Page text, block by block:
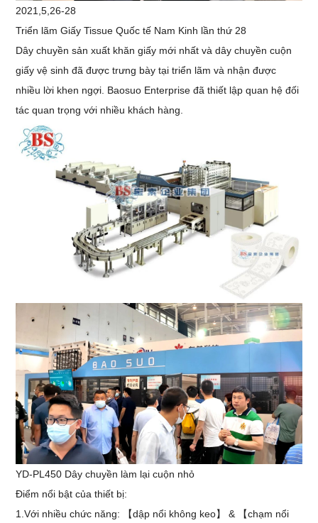
2021,5,26-28
Triển lãm Giấy Tissue Quốc tế Nam Kinh lần thứ 28
Dây chuyền sản xuất khăn giấy mới nhất và dây chuyền cuộn
giấy vệ sinh đã được trưng bày tại triển lãm và nhận được
nhiều lời khen ngợi. Baosuo Enterprise đã thiết lập quan hệ đối
tác quan trọng với nhiều khách hàng.
YD-PL450 Dây chuyền làm lại cuộn nhỏ
Điểm nổi bật của thiết bị:
1.Với nhiều chức năng: 【dập nổi không keo】 & 【chạm nổi